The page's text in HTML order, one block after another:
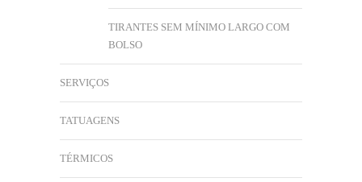
TIRANTES SEM MÍNIMO LARGO COM
BOLSO
SERVIÇOS
TATUAGENS
TÉRMICOS